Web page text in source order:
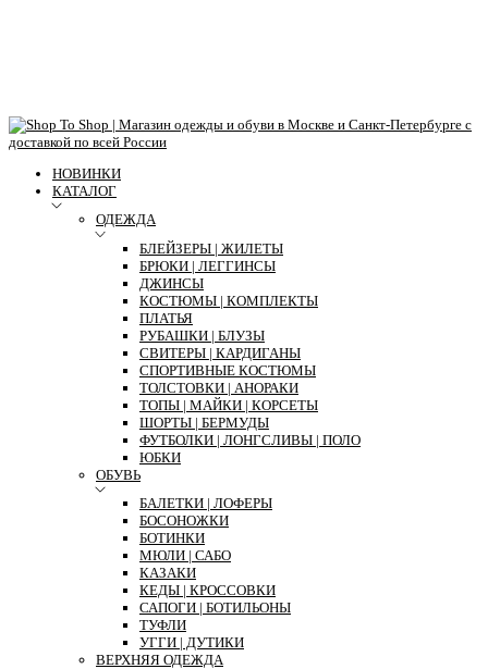
НОВИНКИ
КАТАЛОГ
ОДЕЖДА
БЛЕЙЗЕРЫ | ЖИЛЕТЫ
БРЮКИ | ЛЕГГИНСЫ
ДЖИНСЫ
КОСТЮМЫ | КОМПЛЕКТЫ
ПЛАТЬЯ
РУБАШКИ | БЛУЗЫ
СВИТЕРЫ | КАРДИГАНЫ
СПОРТИВНЫЕ КОСТЮМЫ
ТОЛСТОВКИ | АНОРАКИ
ТОПЫ | МАЙКИ | КОРСЕТЫ
ШОРТЫ | БЕРМУДЫ
ФУТБОЛКИ | ЛОНГСЛИВЫ | ПОЛО
ЮБКИ
ОБУВЬ
БАЛЕТКИ | ЛОФЕРЫ
БОСОНОЖКИ
БОТИНКИ
МЮЛИ | САБО
КАЗАКИ
КЕДЫ | КРОССОВКИ
САПОГИ | БОТИЛЬОНЫ
ТУФЛИ
УГГИ | ДУТИКИ
ВЕРХНЯЯ ОДЕЖДА